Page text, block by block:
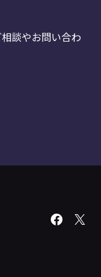
談やお問い合わ